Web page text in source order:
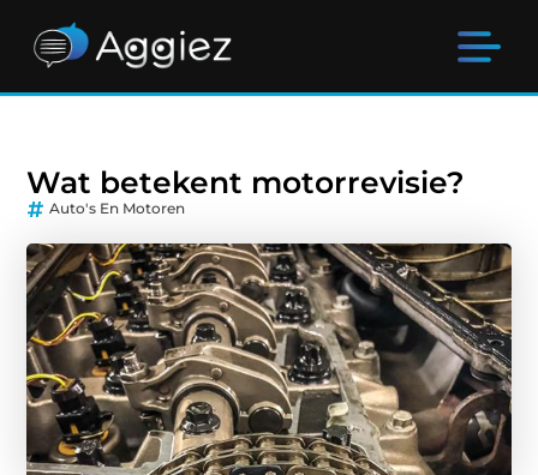
Wat betekent motorrevisie?
Auto's En Motoren